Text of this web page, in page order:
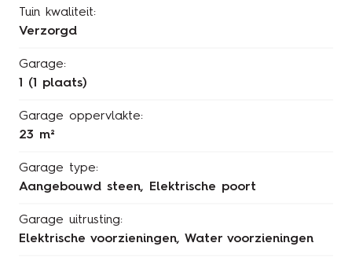
Tuin kwaliteit:
Verzorgd
Garage:
1 (1 plaats)
Garage oppervlakte:
23 m²
Garage type:
Aangebouwd steen, Elektrische poort
Garage uitrusting:
Elektrische voorzieningen, Water voorzieningen